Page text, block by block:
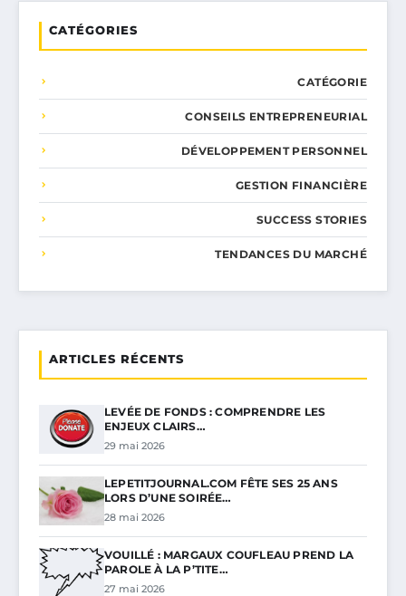
CATÉGORIES
CATÉGORIE
CONSEILS ENTREPRENEURIAL
DÉVELOPPEMENT PERSONNEL
GESTION FINANCIÈRE
SUCCESS STORIES
TENDANCES DU MARCHÉ
ARTICLES RÉCENTS
LEVÉE DE FONDS : COMPRENDRE LES
ENJEUX CLAIRS…
29 mai 2026
LEPETITJOURNAL.COM FÊTE SES 25 ANS
LORS D’UNE SOIRÉE…
28 mai 2026
VOUILLÉ : MARGAUX COUFLEAU PREND LA
PAROLE À LA P’TITE…
27 mai 2026